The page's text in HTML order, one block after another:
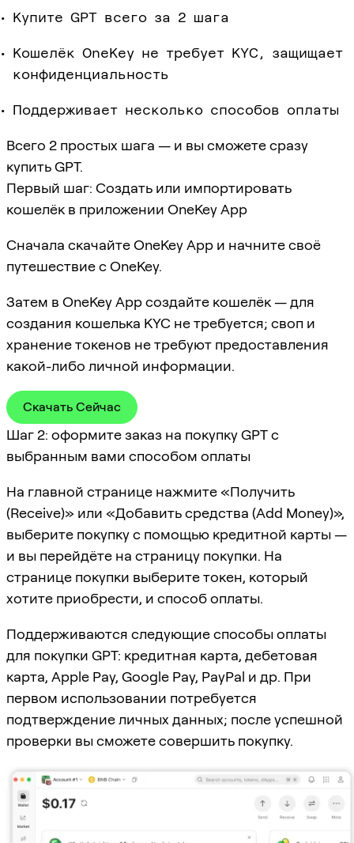
Купите GPT всего за 2 шага
Кошелёк OneKey не требует KYC, защищает
конфиденциальность
Поддерживает несколько способов оплаты
Всего 2 простых шага — и вы сможете сразу
купить GPT.
Первый шаг: Создать или импортировать
кошелёк в приложении OneKey App
Сначала скачайте OneKey App и начните своё
путешествие с OneKey.
Затем в OneKey App создайте кошелёк — для
создания кошелька KYC не требуется; своп и
хранение токенов не требуют предоставления
какой-либо личной информации.
Скачать Сейчас
Шаг 2: оформите заказ на покупку GPT с
выбранным вами способом оплаты
На главной странице нажмите «Получить
(Receive)» или «Добавить средства (Add Money)»,
выберите покупку с помощью кредитной карты —
и вы перейдёте на страницу покупки. На
странице покупки выберите токен, который
хотите приобрести, и способ оплаты.
Поддерживаются следующие способы оплаты
для покупки GPT: кредитная карта, дебетовая
карта, Apple Pay, Google Pay, PayPal и др. При
первом использовании потребуется
подтверждение личных данных; после успешной
проверки вы сможете совершить покупку.